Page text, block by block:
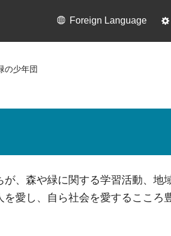
Foreign Language
の少年団
、森や緑に関する学習活動、
愛し、自ら社会を愛するここ